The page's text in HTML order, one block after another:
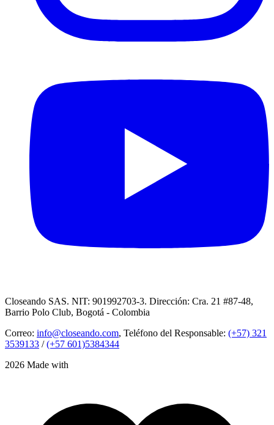
Closeando SAS. NIT: 901992703-3. Dirección: Cra. 21 #87-48,
Barrio Polo Club, Bogotá - Colombia
Correo: info@closeando.com, Teléfono del Responsable: (+57) 321
3539133 /(+57 601)5384344
2026 Made with